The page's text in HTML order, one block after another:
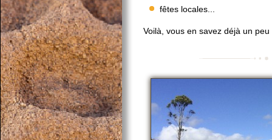
fêtes locales...
Voilà, vous en savez déjà un